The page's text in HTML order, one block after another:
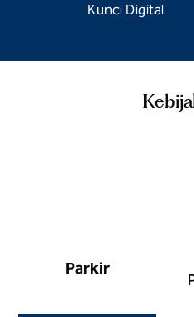
Kunci Digital
Parkir